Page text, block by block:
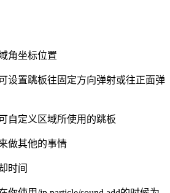
角坐标位置
设置跳板往固定方向弹射或往正面弹
自定义区域所使用的跳板
做其他的事情
时间